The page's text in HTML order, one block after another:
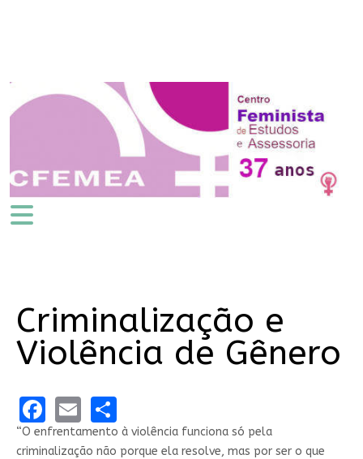
Criminalização e
Violência de Gênero
Facebook
EmailShare
“O enfrentamento à violência funciona só pela
criminalização não porque ela resolve, mas por ser o que